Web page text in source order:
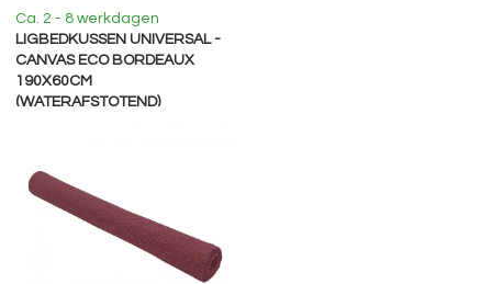
Ca. 2 - 8 werkdagen
LIGBEDKUSSEN UNIVERSAL -
CANVAS ECO BORDEAUX
190X60CM
(WATERAFSTOTEND)